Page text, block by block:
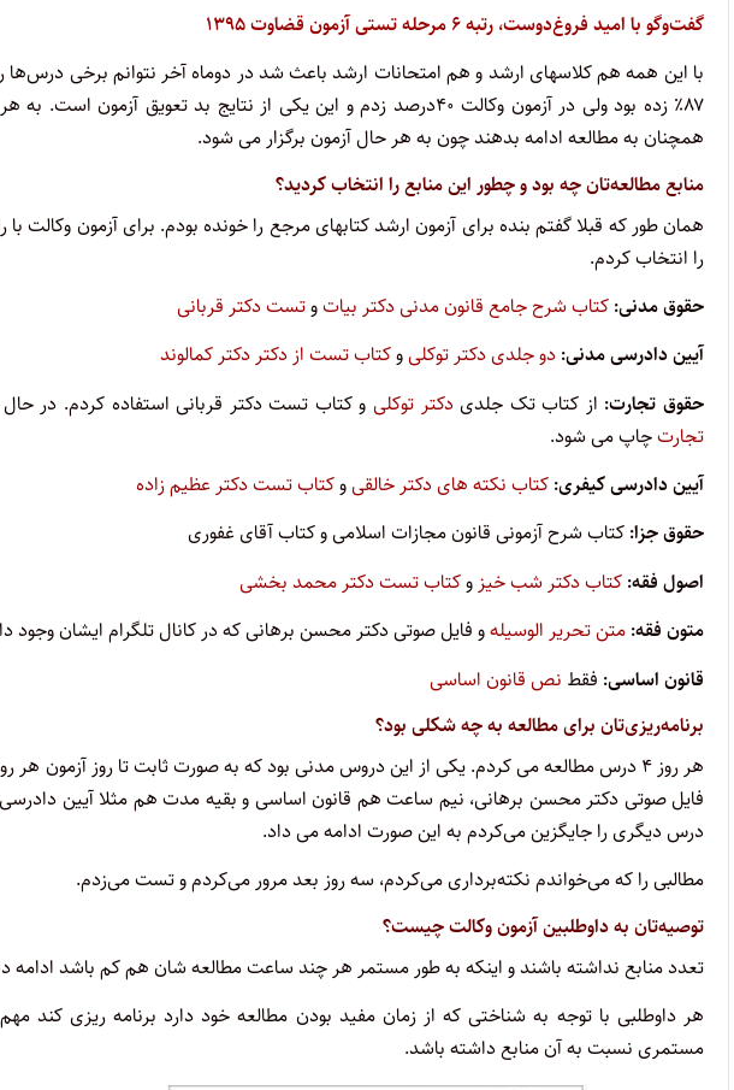
گفت‌وگو با امید فروغ‌دوست، رتبه ۶ مرحله تستی آزمون قضاوت ۱۳۹۵
با این همه هم کلاسهای ارشد و هم امتحانات ارشد باعث شد در دوماه آخر نتوانم برخی درس‌ها
۸۷٪ زده بود ولی در آزمون وکالت ۴۰درصد زدم و این یکی از نتایج بد
همچنان به مطالعه ادامه بدهند چون به هر حال آزمون برگزار می شود.
منابع مطالعه‌تان چه بود و چطور این منابع را انتخاب کردید؟
همان طور که قبلا گفتم بنده برای آزمون ارشد کتابهای مرجع را خونده بودم. برای آزمون وکالت با
را انتخاب کردم.
حقوق مدنی: کتاب شرح جامع قانون مدنی دکتر بیاتوتست دکتر قربانی
آیین دادرسی مدنی: دو جلدی دکتر توکلیوکتاب تست از دکتر دکتر کمالوند
حقوق تجارت: از کتاب تک جلدیدکتر توکلیو کتاب تست دکتر قربانی استفاده کردم. در
تجارتچاپ می شود.
آیین دادرسی کیفری: کتاب نکته های دکتر خالقیوکتاب تست دکتر عظیم زاده
حقوق جزا: کتاب شرح آزمونی قانون مجازات اسلامی و کتاب آقای غفوری
اصول فقه: کتاب دکتر شب خیز وکتاب تست دکتر محمد بخشی
متون فقه: متن تحریر الوسیلهو فایل صوتی دکتر محسن برهانی که در کانال تلگرام ایشان وجود
قانون اساسی: فقط نص قانون اساسی
برنامه‌ریزی‌تان برای مطالعه به چه شکلی بود؟
فایل صوتی دکتر محسن برهانی، نیم ساعت هم قانون اساسی و بقیه مدت هم مثلا آیین
درس دیگری را جایگزین می‌کردم به این صورت ادامه می داد.
مطالبی را که می‌خواندم نکته‌برداری می‌کردم، سه روز بعد مرور می‌کردم و تست می‌زدم.
توصیه‌تان به داوطلبین آزمون وکالت چیست؟
تعدد منابع نداشته باشند و اینکه به طور مستمر هر چند ساعت مطالعه شان هم کم باشد
هر داوطلبی با توجه به شناختی که از زمان مفید بودن مطالعه خود دارد برنامه ریزی کند
مستمری نسبت به آن منابع داشته باشد.